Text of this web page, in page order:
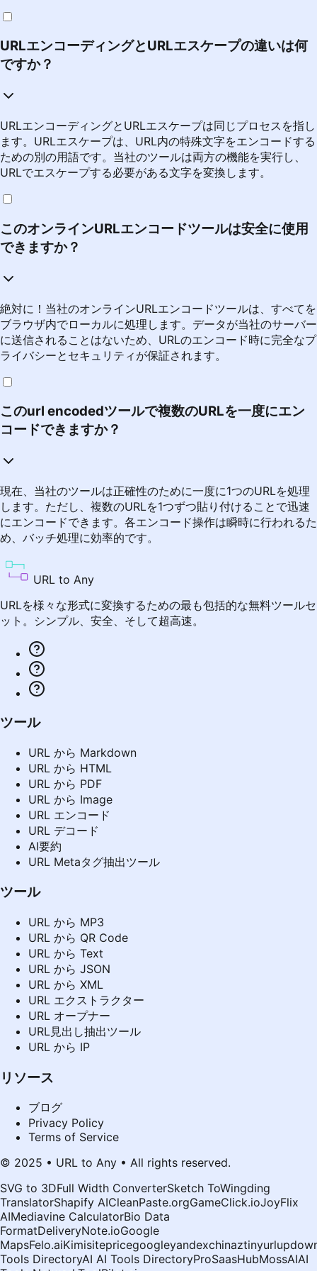
URLエンコーディングとURLエスケープの違いは何
ですか？
URLエンコーディングとURLエスケープは同じプロセスを指し
ます。URLエスケープは、URL内の特殊文字をエンコードする
ための別の用語です。当社のツールは両方の機能を実行し、
URLでエスケープする必要がある文字を変換します。
このオンラインURLエンコードツールは安全に使用
できますか？
絶対に！当社のオンラインURLエンコードツールは、すべてを
ブラウザ内でローカルに処理します。データが当社のサーバー
に送信されることはないため、URLのエンコード時に完全なプ
ライバシーとセキュリティが保証されます。
このurl encodedツールで複数のURLを一度にエン
コードできますか？
現在、当社のツールは正確性のために一度に1つのURLを処理
します。ただし、複数のURLを1つずつ貼り付けることで迅速
にエンコードできます。各エンコード操作は瞬時に行われるた
め、バッチ処理に効率的です。
URL to Any
URLを様々な形式に変換するための最も包括的な無料ツールセ
ット。シンプル、安全、そして超高速。
ツール
URL から Markdown
URL から HTML
URL から PDF
URL から Image
URL エンコード
URL デコード
AI要約
URL Metaタグ抽出ツール
ツール
URL から MP3
URL から QR Code
URL から Text
URL から JSON
URL から XML
URL エクストラクター
URL オープナー
URL見出し抽出ツール
URL から IP
リソース
ブログ
Privacy Policy
Terms of Service
© 2025 • URL to Any • All rights reserved.
SVG to 3DFull Width ConverterSketch ToWingding
TranslatorShapify AICleanPaste.orgGameClick.ioJoyFlix
AIMediavine CalculatorBio Data
FormatDeliveryNote.ioGoogle
MapsFelo.aiKimisitepricegoogleyandexchinaztinyurl
Tools DirectoryAI AI Tools DirectoryProSaasHubMossAIAI